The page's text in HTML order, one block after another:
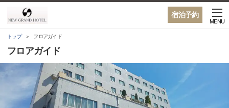
宿泊予約
MENU
トップ フロアガイド
フロアガイド